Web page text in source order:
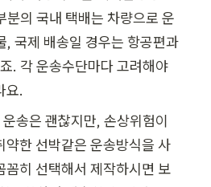
분의 국내 택배는 차량으로 운
, 국제 배송일 경우는 항공편과
. 각 운송수단마다 고려해야
요.
송은 괜찮지만, 손상위험이
약한 선박같은 운송방식을 사
꼼히 선택해서 제작하시면 보